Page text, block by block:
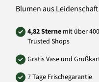
immer dem Wert
verwendet wird.
Art.-Nr.: NL27
Blumen aus Leidenschaft
4,82 Sterne mit über
Trusted Shops
Gratis Vase und
7 Tage Frischegarantie